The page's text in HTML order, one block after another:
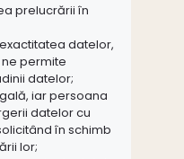
prelucrării în
datelor,
permite
datelor;
iar persoana
datelor cu
în schimb
lor;